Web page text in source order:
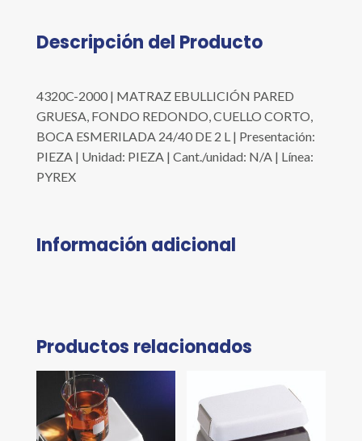
Descripción del Producto
4320C-2000 | MATRAZ EBULLICIÓN PARED
GRUESA, FONDO REDONDO, CUELLO CORTO,
BOCA ESMERILADA 24/40 DE 2 L | Presentación:
PIEZA | Unidad: PIEZA | Cant./unidad: N/A | Línea:
PYREX
Información adicional
Productos relacionados